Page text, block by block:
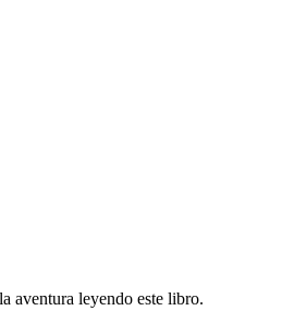
aventura leyendo este libro.